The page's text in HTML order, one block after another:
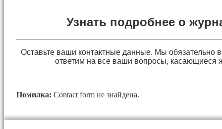
Узнать подробнее о
Оставьте ваши контактные данные. Мы обязательно
ответим на все ваши вопросы, касающиеся
Помилка: Contact form не знайдена.